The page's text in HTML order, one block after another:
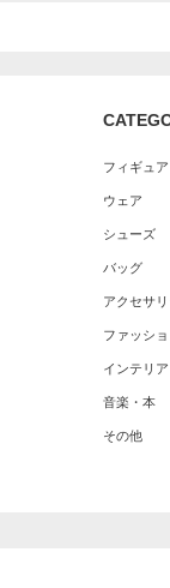
フィギュ
ウェア
シューズ
バッグ
アクセサ
ファッシ
インテリア
音楽・本
その他